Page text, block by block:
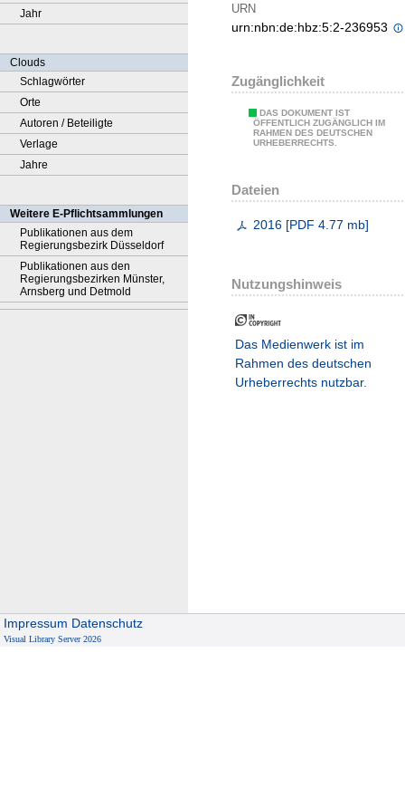
Jahr
Clouds
Schlagwörter
Orte
Autoren / Beteiligte
Verlage
Jahre
Weitere E-Pflichtsammlungen
Publikationen aus dem
Regierungsbezirk Düsseldorf
Publikationen aus den
Regierungsbezirken Münster,
Arnsberg und Detmold
URN
urn:nbn:de:hbz:5:2-236953
Zugänglichkeit
DAS DOKUMENT IST
ÖFFENTLICH ZUGÄNGLICH IM
RAHMEN DES DEUTSCHEN
URHEBERRECHTS.
Dateien
2016 [PDF 4.77 mb]
Nutzungshinweis
Das Medienwerk ist im
Rahmen des deutschen
Urheberrechts nutzbar.
Impressum Datenschutz
Visual Library Server 2026